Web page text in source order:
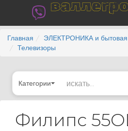
Главная ЭЛЕКТРОНИКА и
Телевизоры
Категории
Филипс